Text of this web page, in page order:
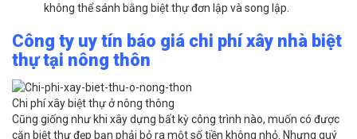
không thể sánh bằng biệt thự đơn lập và song lập.
Công ty uy tín báo giá chi phí xây nhà biệt
thự tại nông thôn
Chi phí xây biệt thự ở nông thông
Cũng giống như khi xây dựng bất kỳ công trình nào, muốn có được
căn biệt thự đẹp bạn phải bỏ ra một số tiền không nhỏ. Nhưng quý